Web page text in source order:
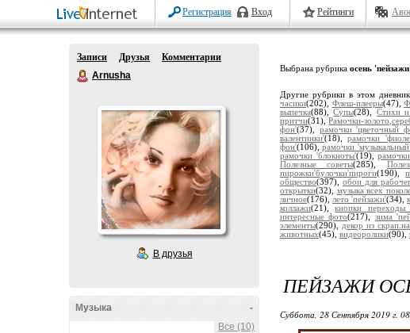
Регистрация Вход Рейтинги
Записи Друзья
Комментарии
Arnusha
В друзья
-
Музыка
Все (10)
Выбрана рубрика осень
Другие рубрики в этом
часики(202), Флеш-плееры(47),
выпечка(88),Супы(28), Стихи и
притчи(31),Рамочки-
фон'(37), рамочки 'цветочный
валентинки'(18),рамочки
фон'(106),рамочки
рамочки 'блокноты'(19),
Полезные советы(285),
пирожки'булочки'пироги(190),
общество(397), обои для
открытки(32), музыка всех
личное(176), лето 'пейзажи'(34),
коллажи(21),кнопки
интересные фото(217), зима
элементы(290), декор из
животных(45), видеоролики(90),
ПЕЙЗАЖИ
Суббота, 28 Сентября 2019 г.